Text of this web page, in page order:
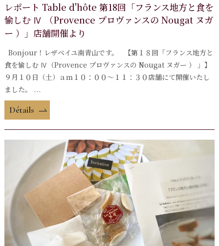
レポート Table d'hôte 第18回「フランス地方と食を
愉しむ Ⅳ （Provence プロヴァンスの Nougat ヌガ
ー ）」店舗開催より
Bonjour！レザベイユ南青山です。 【第１８回「フランス地方と
食を愉しむ Ⅳ（Provence プロヴァンスの Nougat ヌガー ） 」】
９月１０日（土）ａｍ１０：００～１１：３０店舗にて開催いたし
ました。 ...
Détails